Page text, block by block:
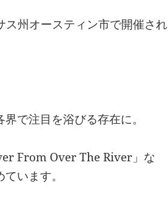
州オースティン市で開催され
で注目を浴びる存在に。
From Over The River」な
います。